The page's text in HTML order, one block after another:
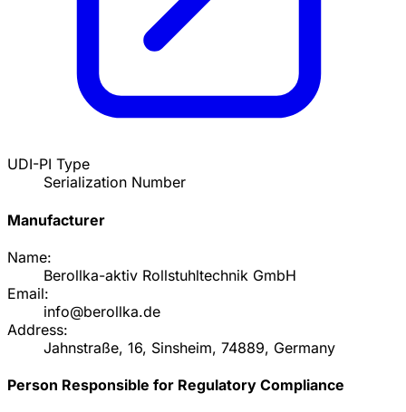
UDI-PI Type
Serialization Number
Manufacturer
Name:
Berollka-aktiv Rollstuhltechnik GmbH
Email:
info@berollka.de
Address:
Jahnstraße, 16, Sinsheim, 74889, Germany
Person Responsible for Regulatory Compliance